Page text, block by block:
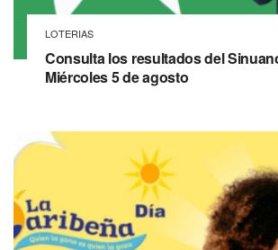
LOTERIAS
Consulta los resultados del
Miércoles 5 de agosto